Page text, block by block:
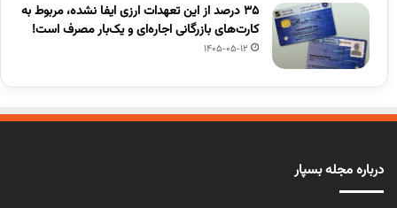
۳۵ درصد از این تعهدات ارزی ایفا نشده، مربوط به
کارت‌های بازرگانی اجاره‌ای و یک‌بار مصرف است!
1405-05-12
درباره مجله بسپار